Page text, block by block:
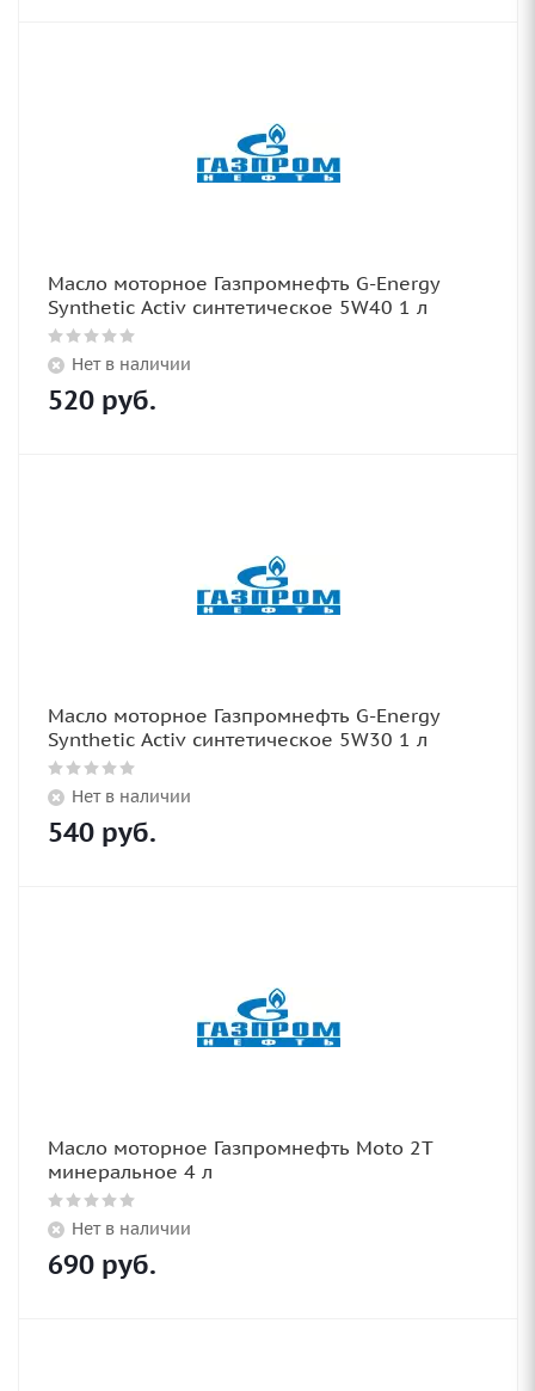
Масло моторное Газпромнефть G-Energy
Synthetic Activ синтетическое 5W40 1 л
Нет в наличии
520 руб.
Масло моторное Газпромнефть G-Energy
Synthetic Activ синтетическое 5W30 1 л
Нет в наличии
540 руб.
Масло моторное Газпромнефть Moto 2T
минеральное 4 л
Нет в наличии
690 руб.